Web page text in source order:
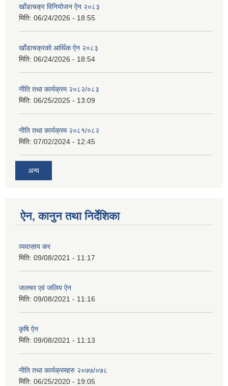
खाँडाचक्र विनियोजन ऐन २०८३
मिति: 06/24/2026 - 18:55
खाँडाचक्रको आर्थिक ऐन २०८३
मिति: 06/24/2026 - 18:54
नीति तथा कार्यक्रम २०८२/०८३
मिति: 06/25/2025 - 13:09
नीति तथा कार्यक्रम २०८१/०८२
मिति: 07/02/2024 - 12:45
अन्य
ऐन, कानुन तथा निर्देशिका
व्यवासाय कर
मिति: 09/08/2021 - 11:17
जलचर एवं जलिय ऐन
मिति: 09/08/2021 - 11:16
कृषि ऐन
मिति: 09/08/2021 - 11:13
नीति तथा कार्यक्रमहरु २०७७/०७८
मिति: 06/25/2020 - 19:05